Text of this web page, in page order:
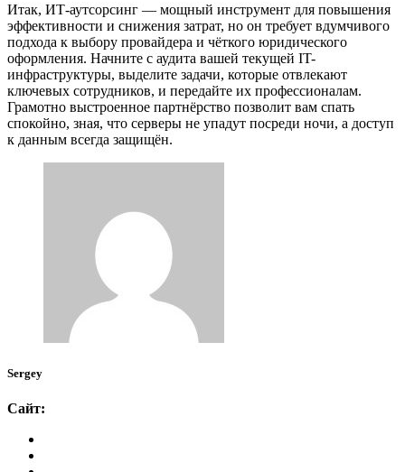
Итак, ИТ-аутсорсинг — мощный инструмент для повышения
эффективности и снижения затрат, но он требует вдумчивого
подхода к выбору провайдера и чёткого юридического
оформления. Начните с аудита вашей текущей IT-
инфраструктуры, выделите задачи, которые отвлекают
ключевых сотрудников, и передайте их профессионалам.
Грамотно выстроенное партнёрство позволит вам спать
спокойно, зная, что серверы не упадут посреди ночи, а доступ
к данным всегда защищён.
Sergey
Сайт: